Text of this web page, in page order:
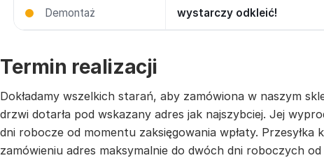
Demontaż wystarczy odkleić!
Termin realizacji
Dokładamy wszelkich starań, aby zamówiona w naszym
drzwi dotarła pod wskazany adres jak najszybciej. Jej
dni robocze od momentu zaksięgowania wpłaty.
zamówieniu adres maksymalnie do dwóch dni roboczych